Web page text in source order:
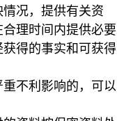
况，提供有关资
理时间内提供必要
得的事实和可获得
不利影响的，可以